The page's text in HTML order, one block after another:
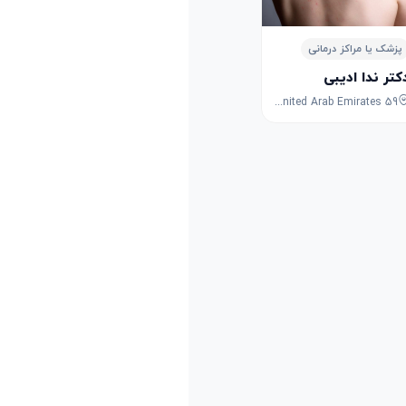
پزشک یا مراکز درمانی
ندا ادیبی
59 D80 - Deira - Dubai - United Arab Emirates